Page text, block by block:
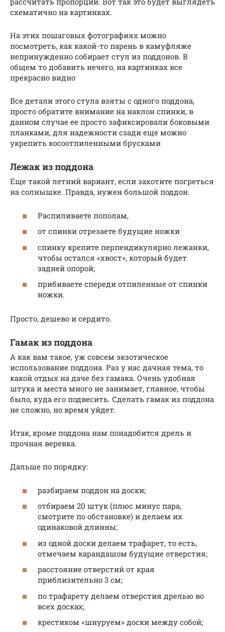
схематично на картинках.
На этих пошаговых фотографиях можно
посмотреть, как какой-то парень в камуфляже
непринужденно собирает стул из поддонов. В
общем то добавить нечего, на картинках все
прекрасно видно
Все детали этого стула взяты с одного поддона,
просто обратите внимание на наклон спинки, в
данном случае ее просто зафиксировали боковыми
планками, для надежности сзади еще можно
укрепить косоотпиленными брусками
Лежак из поддона
Еще такой летний вариант, если захотите погреться
на солнышке. Правда, нужен большой поддон.
Распиливаете пополам,
от спинки отрезаете будущие ножки
спинку крепите перпендикулярно лежанки,
чтобы остался «хвост», который будет
задней опорой;
прибиваете спереди отпиленные от спинки
ножки.
Просто, дешево и сердито.
Гамак из поддона
А как вам такое, уж совсем экзотическое
использование поддона. Раз у нас дачная тема, то
какой отдых на даче без гамака. Очень удобная
штука и места много не занимает, главное, чтобы
было, куда его подвесить. Сделать гамак из поддона
не сложно, но время уйдет.
Итак, кроме поддона нам понадобится дрель и
прочная веревка.
Дальше по порядку:
разбираем поддон на доски;
отбираем 20 штук (плюс минус пара,
смотрите по обстановке) и делаем их
одинаковой длинны;
из одной доски делаем трафарет, то есть,
отмечаем карандашом будущие отверстия;
расстояние отверстий от края
приблизительно 3 см;
по трафарету делаем отверстия дрелью во
всех досках;
крестиком «шнуруем» доски между собой;